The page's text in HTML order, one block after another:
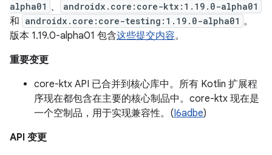
alpha01 、 androidx.core:core-ktx:1.19.0-alpha01
和 androidx.core:core-testing:1.19.0-alpha01 。
版本 1.19.0-alpha01 包含这些提交内容。
重要变更
core-ktx API 已合并到核心库中。所有 Kotlin 扩展程
序现在都包含在主要的核心制品中。core-ktx 现在是
一个空制品，用于实现兼容性。(I6adbe)
API 变更